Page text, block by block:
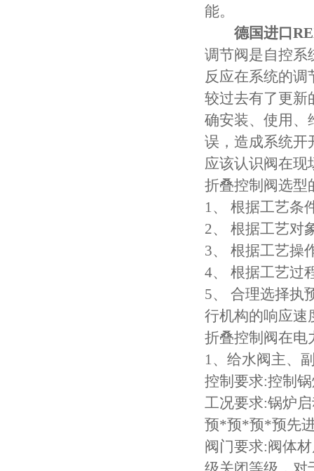
能。
德国进口
调节阀是自控
反应在系统的
较过去有了更新
确安装、使用、
误，造成系统开
应该认识阀在现
折叠控制阀选型
1、 根据工艺条
2、 根据工艺对
3、 根据工艺操
4、 根据工艺过
5、 合理选择
行机构的响应速
折叠控制阀在
1、给水阀主、
控制要求:控制
工况要求:锅炉
预*预*预*预先
阀门要求:阀体